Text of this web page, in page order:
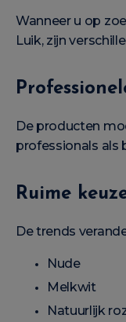
Wanneer u op
Luik, zijn
De producten
professionals als
Ruime
De trends
Nude
Melkwit
Natuurlijk